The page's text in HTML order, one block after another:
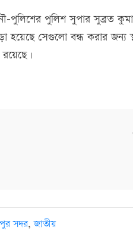
পুলিশের পুলিশ সুপার সুব্রত
হয়েছে সেগুলো বন্ধ করার জন্য
সদর,জাতীয়